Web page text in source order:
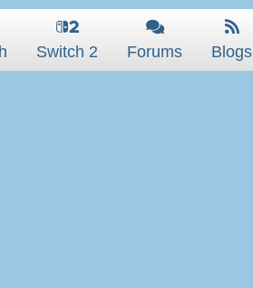
Switch 2 Forums Blogs